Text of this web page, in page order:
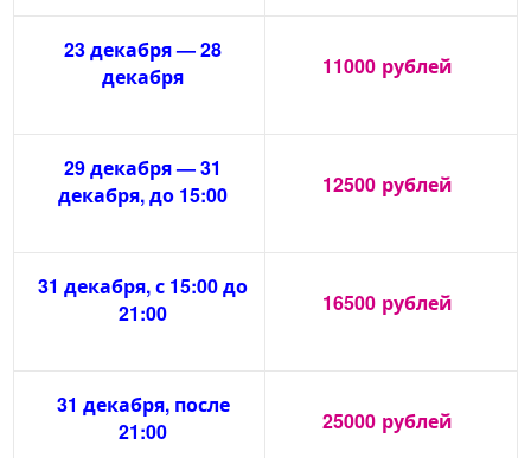
23 декабря — 28
декабря
11000 рублей
29 декабря — 31
декабря, до 15:00
12500 рублей
31 декабря, с 15:00 до
21:00
16500 рублей
31 декабря, после
21:00
25000 рублей